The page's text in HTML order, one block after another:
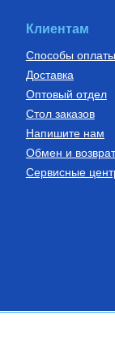
VA1622.3.C.200
14 600Руб.
Купить
Клиентам
Способы оплаты
Доставка
Оптовый отдел
Стол заказов
Напишите нам
Обмен и возврат
Сервисные